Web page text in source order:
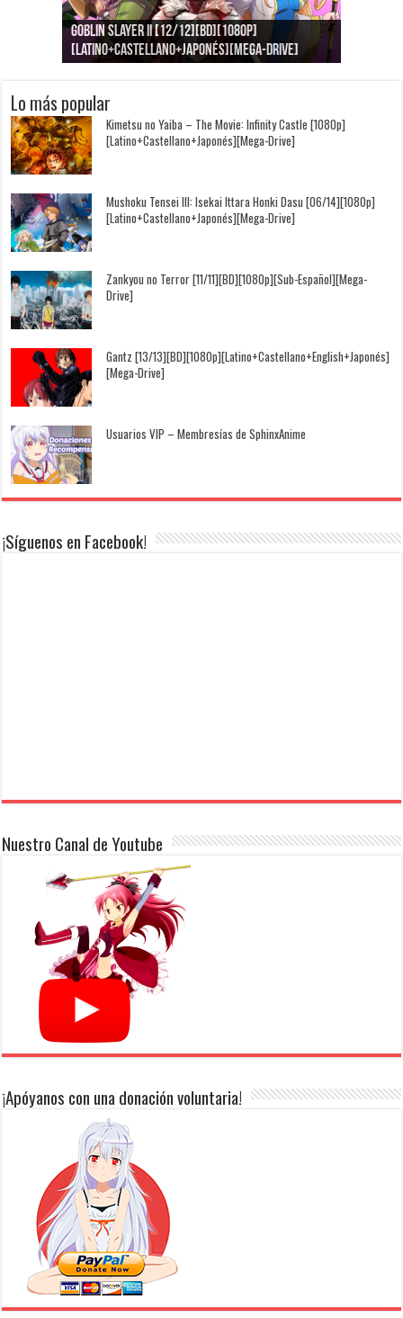
Goblin Slayer II [12/12][BD][1080p]
[Latino+Castellano+Japonés][Mega-Drive]
Jujutsu Kaisen: Kaigyoku/Gyokusetsu [1080p]
[Latino+Japonés][Mega-Drive]
Kimi to, Nami ni Noretara [BD][1080p]
[Latino+Castellano+Japonés][Mega-Drive]
Nukitashi the Animation [11/11+OVAS][BD]
[1080p][Sub-Español][Mega-Drive]
Kimi wa Houkago Insomnia [13/13][BD][1080p]
[Castellano+English+Japonés][Mega-Drive]
Getsuyoubi no Tawawa [12/12+Especiales][BD]
[1080p][Sub-Español][Mega-Drive]
Lo más popular
Kimetsu no Yaiba – The Movie: Infinity Castle [1080p]
[Latino+Castellano+Japonés][Mega-Drive]
Mushoku Tensei III: Isekai Ittara Honki Dasu [06/14][1080p]
[Latino+Castellano+Japonés][Mega-Drive]
Zankyou no Terror [11/11][BD][1080p][Sub-Español][Mega-
Drive]
Gantz [13/13][BD][1080p][Latino+Castellano+English+Japonés]
[Mega-Drive]
Usuarios VIP – Membresías de SphinxAnime
¡Síguenos en Facebook!
Nuestro Canal de Youtube
¡Apóyanos con una donación voluntaria!